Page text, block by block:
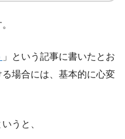
」という記事に書いたとお
場合には、基本的に心変
うと、